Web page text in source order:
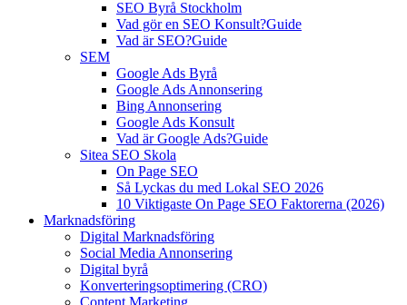
SEO Byrå Stockholm
Vad gör en SEO Konsult?Guide
Vad är SEO?Guide
SEM
Google Ads Byrå
Google Ads Annonsering
Bing Annonsering
Google Ads Konsult
Vad är Google Ads?Guide
Sitea SEO Skola
On Page SEO
Så Lyckas du med Lokal SEO 2026
10 Viktigaste On Page SEO Faktorerna (2026)
Marknadsföring
Digital Marknadsföring
Social Media Annonsering
Digital byrå
Konverteringsoptimering (CRO)
Content Marketing